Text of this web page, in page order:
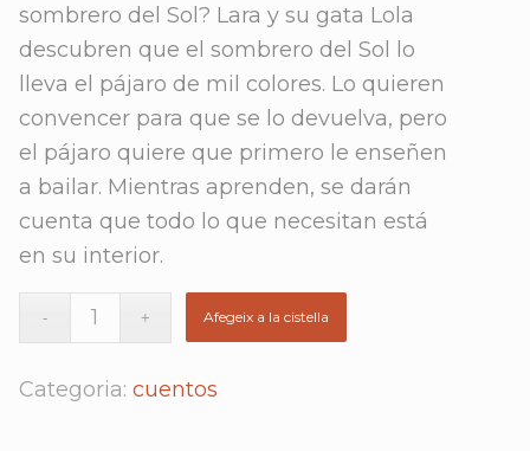
sombrero del Sol? Lara y su gata Lola
descubren que el sombrero del Sol lo
lleva el pájaro de mil colores. Lo quieren
convencer para que se lo devuelva, pero
el pájaro quiere que primero le enseñen
a bailar. Mientras aprenden, se darán
cuenta que todo lo que necesitan está
en su interior.
Afegeix a la cistella
Categoria: cuentos